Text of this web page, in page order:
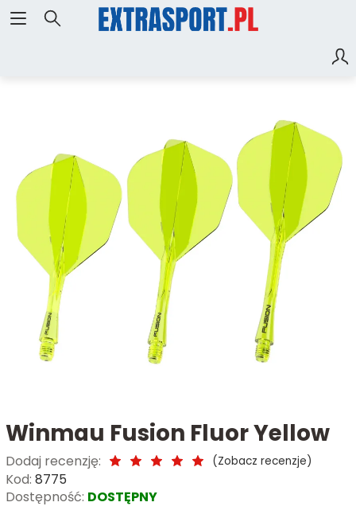
Winmau Fusion Fluor Yellow
Dodaj recenzję: (Zobacz recenzje)
Kod: 8775
Dostępność: DOSTĘPNY